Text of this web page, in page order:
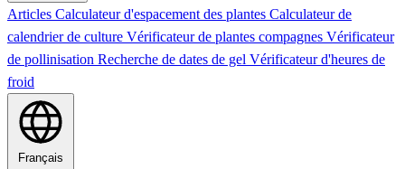
Articles Calculateur d'espacement des plantes Calculateur de
calendrier de culture Vérificateur de plantes compagnes Vérificateur
de pollinisation Recherche de dates de gel Vérificateur d'heures de
froid
Français